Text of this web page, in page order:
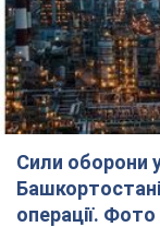
Росія
на Харківщині:
Внаслідок удару
та рухомий склад,
3 часа назад 3,0